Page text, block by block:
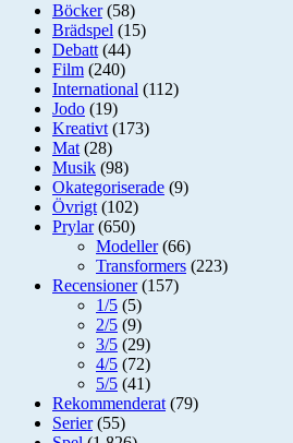
Böcker(58)
Brädspel (15)
Debatt (44)
Film (240)
International (112)
Jodo (19)
Kreativt (173)
Mat (28)
Musik (98)
Okategoriserade (9)
Övrigt (102)
Prylar(650)
Modeller(66)
Transformers (223)
Recensioner(157)
1/5 (5)
2/5 (9)
3/5 (29)
4/5 (72)
5/5 (41)
Rekommenderat (79)
Serier(55)